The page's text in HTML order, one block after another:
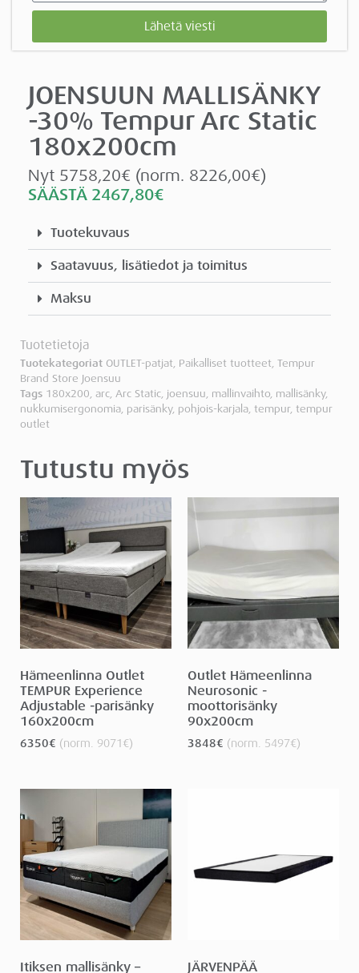
Lähetä viesti
JOENSUUN MALLISÄNKY
-30% Tempur Arc Static
180x200cm
Nyt 5758,20€ (norm. 8226,00€)
SÄÄSTÄ 2467,80€
Tuotekuvaus
Saatavuus, lisätiedot ja toimitus
Maksu
Tuotetietoja
Tuotekategoriat OUTLET-patjat, Paikalliset tuotteet, Tempur
Brand Store Joensuu
Tags 180x200, arc, Arc Static, joensuu, mallinvaihto, mallisänky,
nukkumisergonomia, parisänky, pohjois-karjala, tempur, tempur
outlet
Tutustu myös
Hämeenlinna Outlet
TEMPUR Experience
Adjustable -parisänky
160x200cm
6350€ (norm. 9071€)
Outlet Hämeenlinna
Neurosonic -
moottorisänky
90x200cm
3848€ (norm. 5497€)
Itiksen mallisänky –
JÄRVENPÄÄ